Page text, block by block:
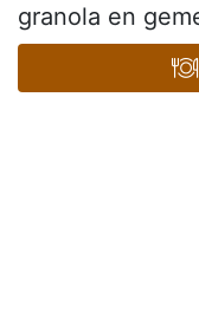
granola en